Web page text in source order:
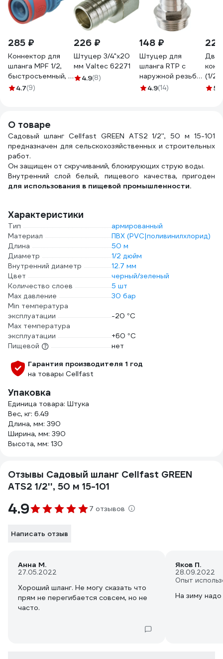
285 ₽
Коннектор для
шланга MPF 1/2,
быстросъемный, с
аквастопом, ABS
4.7(9)
226 ₽
Штуцер 3/4"х20
мм Valtec 62271
4.9(8)
148 ₽
Штуцер для
шланга RTP с
наружной резьбой
G 20х3/4 25157
4.9(14)
(1/
мм)
5
О товаре
Садовый шланг Cellfast GREEN ATS2 1/2'', 50 м 15-101
предназначен для сельскохозяйственных и строительных
работ.
Он защищен от скручиваний, блокирующих струю воды.
Внутренний слой белый, пищевого качества, пригоден
для использования в пищевой промышленности.
Характеристики
Тип
армированный
Материал
ПВХ (PVC|поливинилхлорид)
Длина
50 м
Диаметр
1/2 дюйм
Внутренний диаметр
12.7 мм
Цвет
черный/зеленый
Количество слоев
5 шт
Max давление
30 бар
Min температура
эксплуатации
-20 °С
Мах температура
эксплуатации
+60 °С
Пищевой
нет
Гарантия производителя 1 год
на товары Cellfast
Упаковка
Единица товара: Штука
Вес, кг: 6.49
Длина, мм: 390
Ширина, мм: 390
Высота, мм: 130
Отзывы Садовый шланг Cellfast GREEN
ATS2 1/2'', 50 м 15-101
4.9 7 отзывов
Написать отзыв
Анна М.
27.05.2022
Хороший шланг. Не могу сказать что
прям не перегибается совсем, но не
часто.
Яков П.
28.09.2022
Опыт
На зиму надо